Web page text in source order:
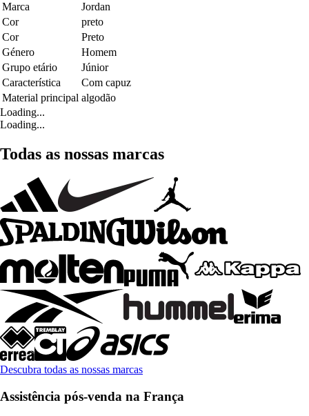
Marca
Jordan
Cor
preto
Cor
Preto
Género
Homem
Grupo etário
Júnior
Característica
Com capuz
Material principal algodão
Loading...
Loading...
Todas as nossas marcas
Descubra todas as nossas marcas
Assistência pós-venda na França